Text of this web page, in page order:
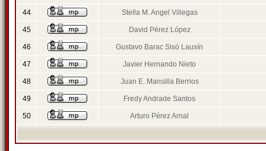
44 Stella M. Angel Villegas
45 David Pérez López
46 Gustavo Barac Sisó Lausín
47 Javier Hernando Nieto
48 Juan E. Mansilla Berrios
49 Fredy Andrade Santos
50 Arturo Pérez Arnal